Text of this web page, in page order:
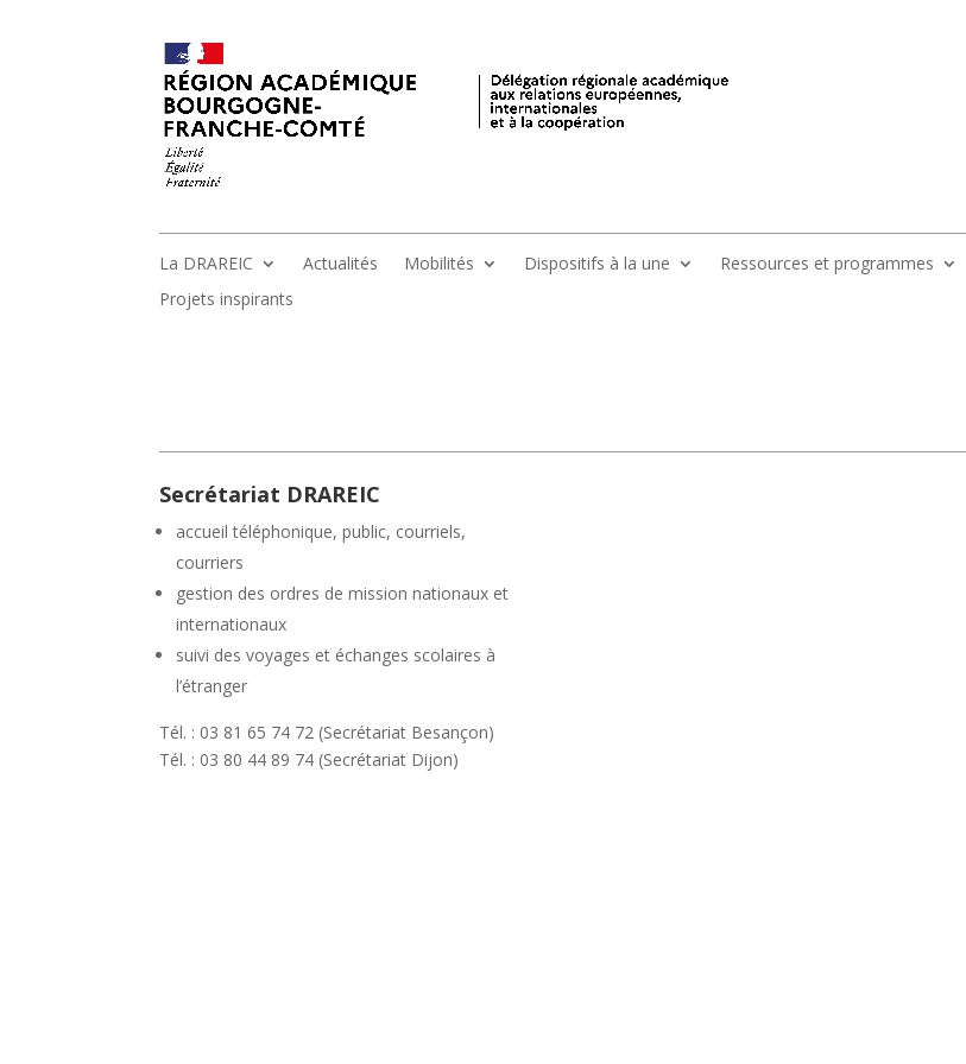
La DRAREIC Actualités Mobilités Dispositifs à la une Ressources et programmes
Projets inspirants
Secrétariat DRAREIC
accueil téléphonique, public, courriels,
courriers
gestion des ordres de mission nationaux et
internationaux
suivi des voyages et échanges scolaires à
l’étranger
Tél. : 03 81 65 74 72 (Secrétariat Besançon)
Tél. : 03 80 44 89 74 (Secrétariat Dijon)